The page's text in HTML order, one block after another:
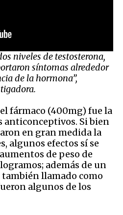
niveles de testosterona,
síntomas alrededor
de la hormona”,
fármaco (400mg) fue la
anticonceptivos. Si bien
en gran medida la
algunos efectos sí se
de peso de
además de un
también llamado como
algunos de los